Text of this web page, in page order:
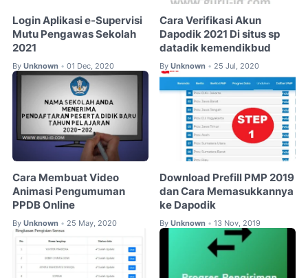
Login Aplikasi e-Supervisi
Mutu Pengawas Sekolah
2021
By Unknown • 01 Dec, 2020
Cara Verifikasi Akun
Dapodik 2021 Di situs sp
datadik kemendikbud
By Unknown • 25 Jul, 2020
Cara Membuat Video
Animasi Pengumuman
PPDB Online
By Unknown • 25 May, 2020
Download Prefill PMP 2019
dan Cara Memasukkannya
ke Dapodik
By Unknown • 13 Nov, 2019